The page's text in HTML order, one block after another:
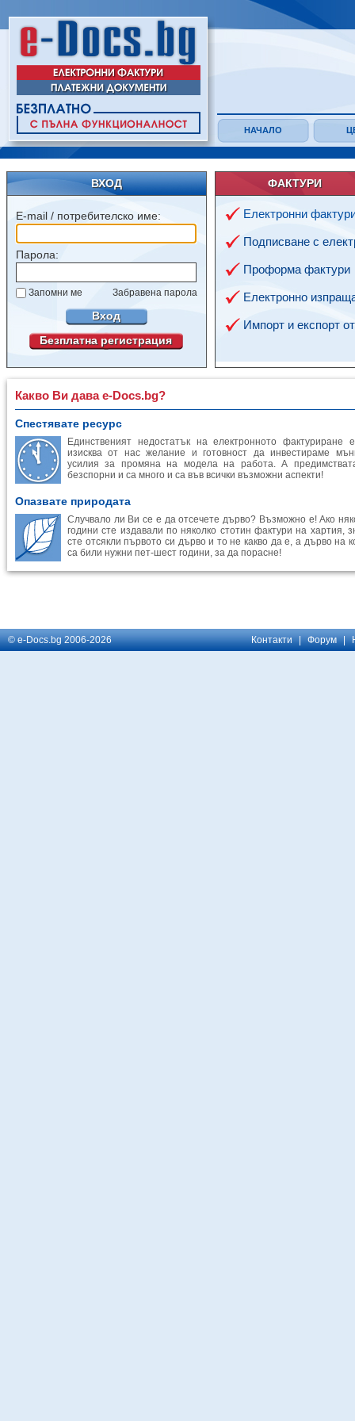
НАЧАЛО
ВХОД
E-mail / потребителско име:
Парола:
Запомни ме Забравена парола
Вход
Безплатна регистрация
ФАКТУРИ
Електронни
Подписване с
Проформа фактури
Електронно
Импорт и експорт
Какво Ви дава e-Docs.bg?
Спестявате ресурс
Единственият недостатък на електронното фактуриране
изисква от нас желание и готовност да инвестираме
усилия за промяна на модела на работа. А
безспорни и са много и са във всички възможни аспекти!
Опазвате природата
Случвало ли Ви се е да отсечете дърво? Възможно е! Ако
години сте издавали по няколко стотин фактури на хартия,
сте отсякли първото си дърво и то не какво да е, а дърво на
са били нужни пет-шест години, за да порасне!
© e-Docs.bg 2006-2026 Контакти | Форум |